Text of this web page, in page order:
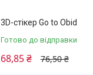
3D-стікер Go to Obid
Готово до відправки
76,50 ₴
68,85 ₴